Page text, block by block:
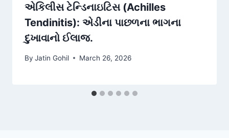
એકિલીસ ટેન્ડિનાઇટિસ (Achilles
Tendinitis): એડીના પાછળના ભાગના
દુખાવાનો ઈલાજ.
By Jatin Gohil March 26, 2026